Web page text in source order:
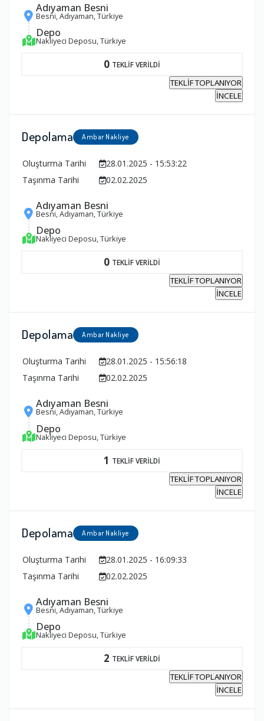
Adıyaman Besni
Besni, Adıyaman, Türkiye
Depo
Nakliyeci Deposu, Türkiye
0 TEKLİF VERİLDİ
TEKLİF TOPLANIYOR
İNCELE
Depolama Ambar Nakliye
Oluşturma Tarihi
28.01.2025 - 15:53:22
Taşınma Tarihi
02.02.2025
Adıyaman Besni
Besni, Adıyaman, Türkiye
Depo
Nakliyeci Deposu, Türkiye
0 TEKLİF VERİLDİ
TEKLİF TOPLANIYOR
İNCELE
Depolama Ambar Nakliye
Oluşturma Tarihi
28.01.2025 - 15:56:18
Taşınma Tarihi
02.02.2025
Adıyaman Besni
Besni, Adıyaman, Türkiye
Depo
Nakliyeci Deposu, Türkiye
1 TEKLİF VERİLDİ
TEKLİF TOPLANIYOR
İNCELE
Depolama Ambar Nakliye
Oluşturma Tarihi
28.01.2025 - 16:09:33
Taşınma Tarihi
02.02.2025
Adıyaman Besni
Besni, Adıyaman, Türkiye
Depo
Nakliyeci Deposu, Türkiye
2 TEKLİF VERİLDİ
TEKLİF TOPLANIYOR
İNCELE